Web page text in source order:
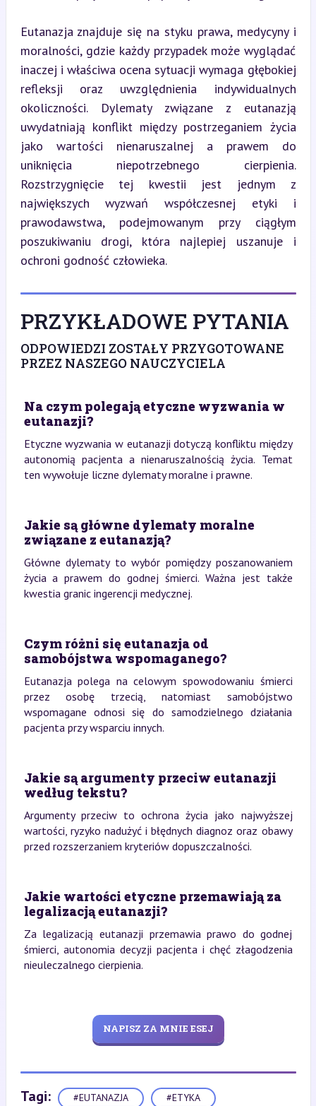
Eutanazja znajduje się na styku prawa, medycyny i
moralności, gdzie każdy przypadek może wyglądać
inaczej i właściwa ocena sytuacji wymaga głębokiej
refleksji oraz uwzględnienia indywidualnych
okoliczności. Dylematy związane z eutanazją
uwydatniają konflikt między postrzeganiem życia
jako wartości nienaruszalnej a prawem do
uniknięcia niepotrzebnego cierpienia.
Rozstrzygnięcie tej kwestii jest jednym z
największych wyzwań współczesnej etyki i
prawodawstwa, podejmowanym przy ciągłym
poszukiwaniu drogi, która najlepiej uszanuje i
ochroni godność człowieka.
PRZYKŁADOWE PYTANIA
ODPOWIEDZI ZOSTAŁY PRZYGOTOWANE
PRZEZ NASZEGO NAUCZYCIELA
Na czym polegają etyczne wyzwania w
eutanazji?
Etyczne wyzwania w eutanazji dotyczą konfliktu między
autonomią pacjenta a nienaruszalnością życia. Temat
ten wywołuje liczne dylematy moralne i prawne.
Jakie są główne dylematy moralne
związane z eutanazją?
Główne dylematy to wybór pomiędzy poszanowaniem
życia a prawem do godnej śmierci. Ważna jest także
kwestia granic ingerencji medycznej.
Czym różni się eutanazja od
samobójstwa wspomaganego?
Eutanazja polega na celowym spowodowaniu śmierci
przez osobę trzecią, natomiast samobójstwo
wspomagane odnosi się do samodzielnego działania
pacjenta przy wsparciu innych.
Jakie są argumenty przeciw eutanazji
według tekstu?
Argumenty przeciw to ochrona życia jako najwyższej
wartości, ryzyko nadużyć i błędnych diagnoz oraz obawy
przed rozszerzaniem kryteriów dopuszczalności.
Jakie wartości etyczne przemawiają za
legalizacją eutanazji?
Za legalizacją eutanazji przemawia prawo do godnej
śmierci, autonomia decyzji pacjenta i chęć złagodzenia
nieuleczalnego cierpienia.
NAPISZ ZA MNIE ESEJ
Tagi: #EUTANAZJA #ETYKA